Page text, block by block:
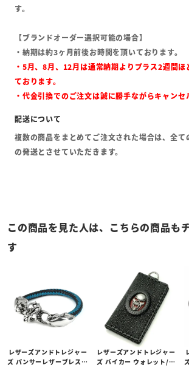
す。
【ブランドオーダー選択可能の場合】
・納期は約3ヶ月前後お時間を頂いております。
・5月、8月、12月は通常納期よりプラス2週間
ております。
・代金引換でのご注文は誠に勝手ながらキャンセ
複数の商品をまとめてご注文された場合は、全て
の発送とさせていただきます。
この商品を見た人は、こちらの商品も
す
レザーズアンドトレジャー
ズ パンサーレザーブレスレ
レザーズアンドトレジャー
ズ バイカー ウォレット/ス